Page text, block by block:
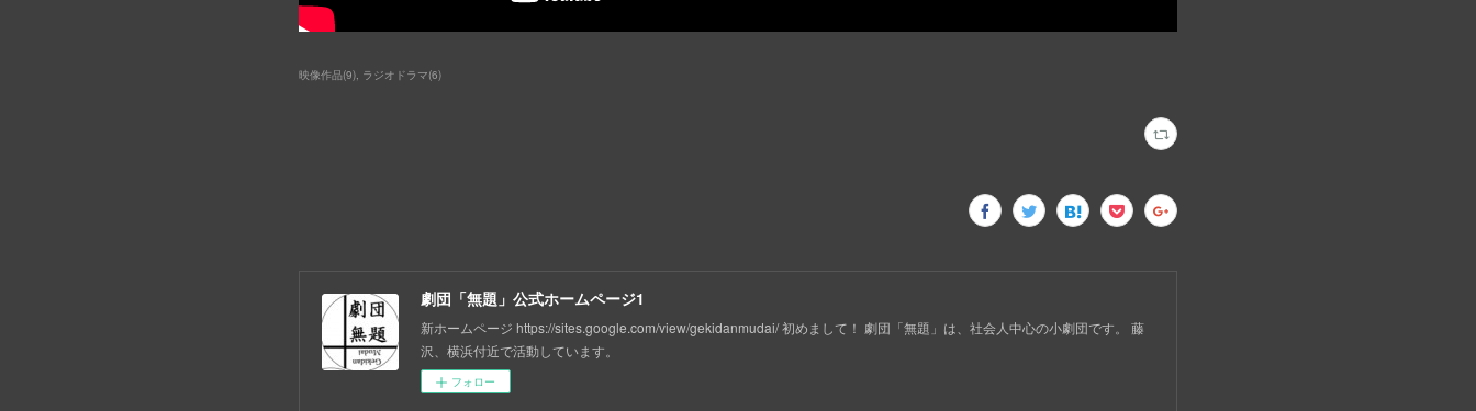
映像作品(9) ラジオドラマ(6)
劇団「無題」公式ホームページ1
新ホームページ https://sites.google.com/view/gekidanmudai/ 初めまして！ 劇団「無題」は、社会人中心の小劇団です。 藤
沢、横浜付近で活動しています。
フォロー